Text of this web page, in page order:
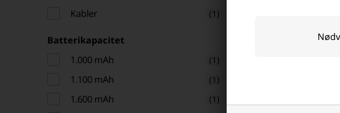
Kabler
(1)
Batterikapacitet
1.000 mAh
(1)
1.100 mAh (1)
1.600 mAh (1)